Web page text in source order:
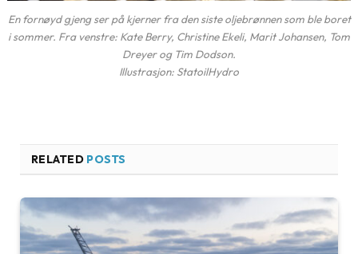
En fornøyd gjeng ser på kjerner fra den siste oljebrønnen som ble boret
i sommer. Fra venstre: Kate Berry, Christine Ekeli, Marit Johansen, Tom
Dreyer og Tim Dodson.
Illustrasjon: StatoilHydro
RELATED POSTS